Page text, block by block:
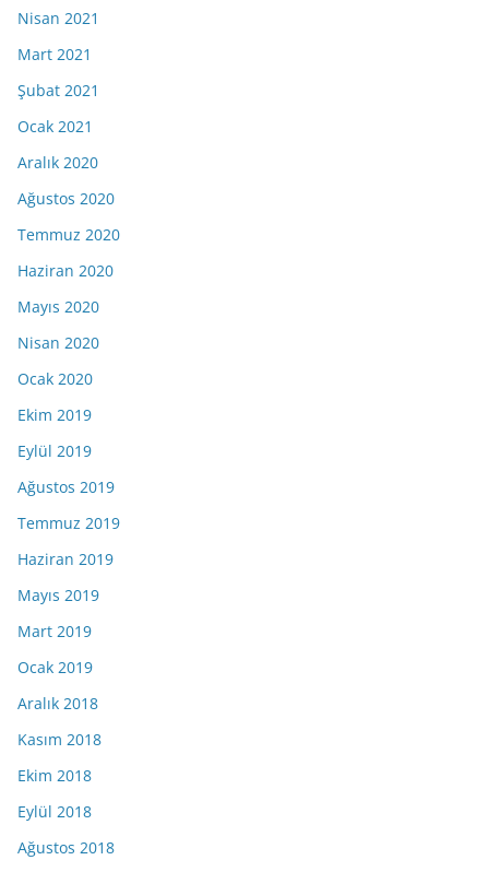
Nisan 2021
Mart 2021
Şubat 2021
Ocak 2021
Aralık 2020
Ağustos 2020
Temmuz 2020
Haziran 2020
Mayıs 2020
Nisan 2020
Ocak 2020
Ekim 2019
Eylül 2019
Ağustos 2019
Temmuz 2019
Haziran 2019
Mayıs 2019
Mart 2019
Ocak 2019
Aralık 2018
Kasım 2018
Ekim 2018
Eylül 2018
Ağustos 2018